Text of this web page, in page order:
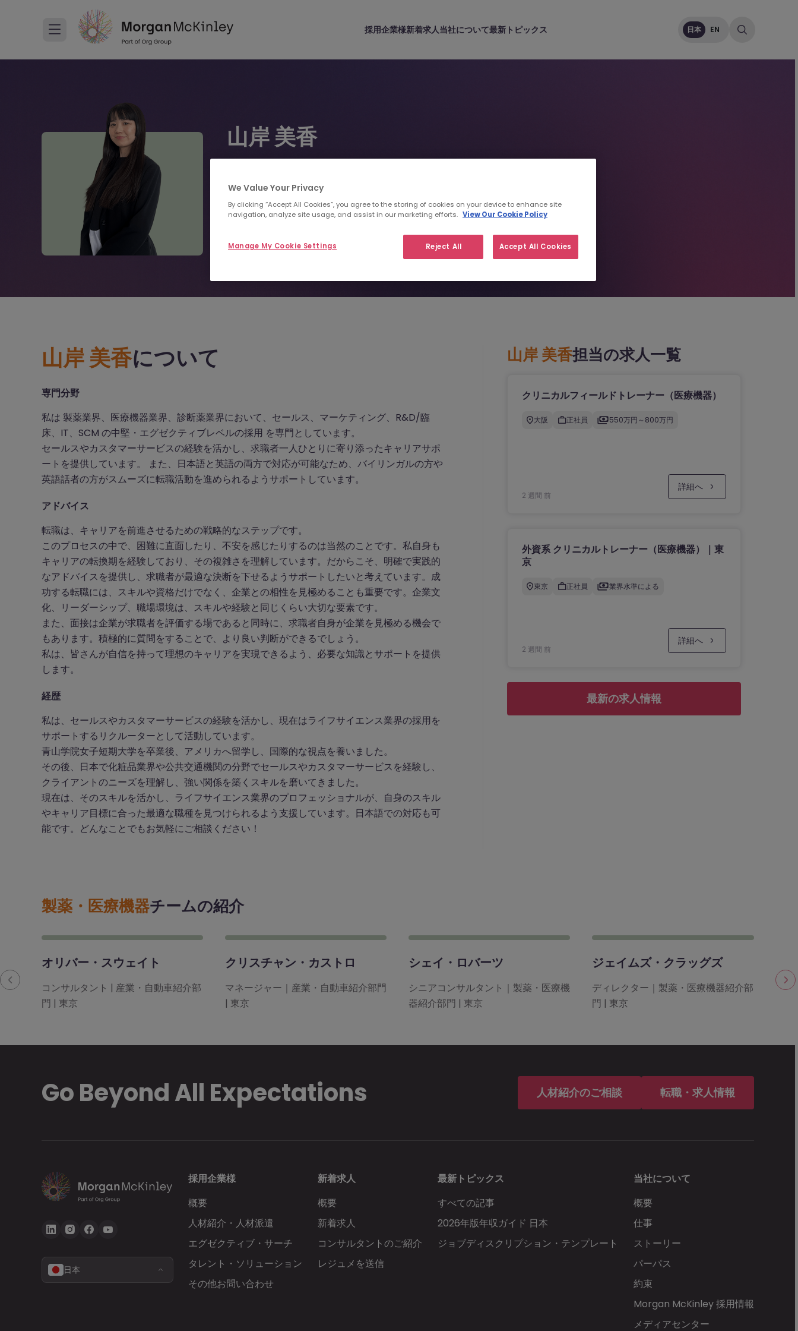
採用企業様新着求人当社について最新トピックス 日本 EN
山岸 美香
+813 4550 6517
人材紹介のご相談
山岸 美香について
専門分野
私は 製薬業界、医療機器業界、診断薬業界において、セールス、マーケティング、R&D/臨
床、IT、SCM の中堅・エグゼクティブレベルの採用 を専門としています。
セールスやカスタマーサービスの経験を活かし、求職者一人ひとりに寄り添ったキャリアサポ
ートを提供しています。 また、日本語と英語の両方で対応が可能なため、バイリンガルの方や
英語話者の方がスムーズに転職活動を進められるようサポートしています。
アドバイス
転職は、キャリアを前進させるための戦略的なステップです。
このプロセスの中で、困難に直面したり、不安を感じたりするのは当然のことです。私自身も
キャリアの転換期を経験しており、その複雑さを理解しています。だからこそ、明確で実践的
なアドバイスを提供し、求職者が最適な決断を下せるようサポートしたいと考えています。成
功する転職には、スキルや資格だけでなく、企業との相性を見極めることも重要です。企業文
化、リーダーシップ、職場環境は、スキルや経験と同じくらい大切な要素です。
また、面接は企業が求職者を評価する場であると同時に、求職者自身が企業を見極める機会で
もあります。積極的に質問をすることで、より良い判断ができるでしょう。
私は、皆さんが自信を持って理想のキャリアを実現できるよう、必要な知識とサポートを提供
します。
経歴
私は、セールスやカスタマーサービスの経験を活かし、現在はライフサイエンス業界の採用を
サポートするリクルーターとして活動しています。
青山学院女子短期大学を卒業後、アメリカへ留学し、国際的な視点を養いました。
その後、日本で化粧品業界や公共交通機関の分野でセールスやカスタマーサービスを経験し、
クライアントのニーズを理解し、強い関係を築くスキルを磨いてきました。
現在は、そのスキルを活かし、ライフサイエンス業界のプロフェッショナルが、自身のスキル
やキャリア目標に合った最適な職種を見つけられるよう支援しています。日本語での対応も可
能です。どんなことでもお気軽にご相談ください！
山岸 美香担当の求人一覧
クリニカルフィールドトレーナー（医療機器）
大阪 正社員 550万円～800万円
2 週間 前
詳細へ
外資系 クリニカルトレーナー（医療機器）｜東
京
東京 正社員 業界水準による
2 週間 前
詳細へ
最新の求人情報
製薬・医療機器チームの紹介
オリバー・スウェイト
コンサルタント | 産業・自動車紹介部
門 | 東京
クリスチャン・カストロ
マネージャー｜産業・自動車紹介部門
| 東京
シェイ・ロバーツ
シニアコンサルタント｜製薬・医療機
器紹介部門 | 東京
ジェイムズ・クラッグズ
ディレクター｜製薬・医療機器紹介部
門 | 東京
コン
Go Beyond All Expectations 人材紹介のご相談 転職・求人情報
日本
採用企業様
概要
人材紹介・人材派遣
エグゼクティブ・サーチ
タレント・ソリューション
その他お問い合わせ
新着求人
概要
新着求人
コンサルタントのご紹介
レジュメを送信
最新トピックス
すべての記事
2026年版年収ガイド 日本
ジョブディスクリプション・テンプレート
当社について
概要
仕事
ストーリー
パーパス
約束
Morgan McKinley 採用情報
メディアセンター
We Value Your Privacy
By clicking “Accept All Cookies”, you agree to the storing of cookies on your device to enhance site
navigation, analyze site usage, and assist in our marketing efforts. View Our Cookie Policy
Reject All Accept All Cookies
Manage My Cookie Settings